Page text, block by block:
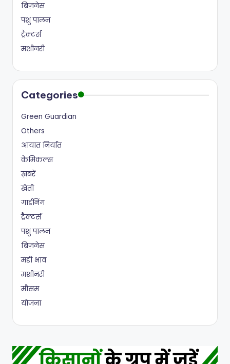
बिज़नेस
पशु पालन
ट्रैक्टर्स
मशीनरी
Categories
Green Guardian
Others
आयात निर्यात
केमिकल्स
ख़बरें
खेती
गार्डनिंग
ट्रैक्टर्स
पशु पालन
बिज़नेस
मंडी भाव
मशीनरी
मौसम
योजना